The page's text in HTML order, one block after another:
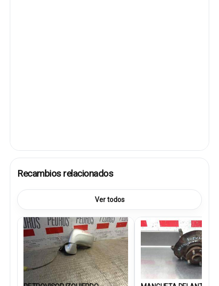
Recambios relacionados
Ver todos